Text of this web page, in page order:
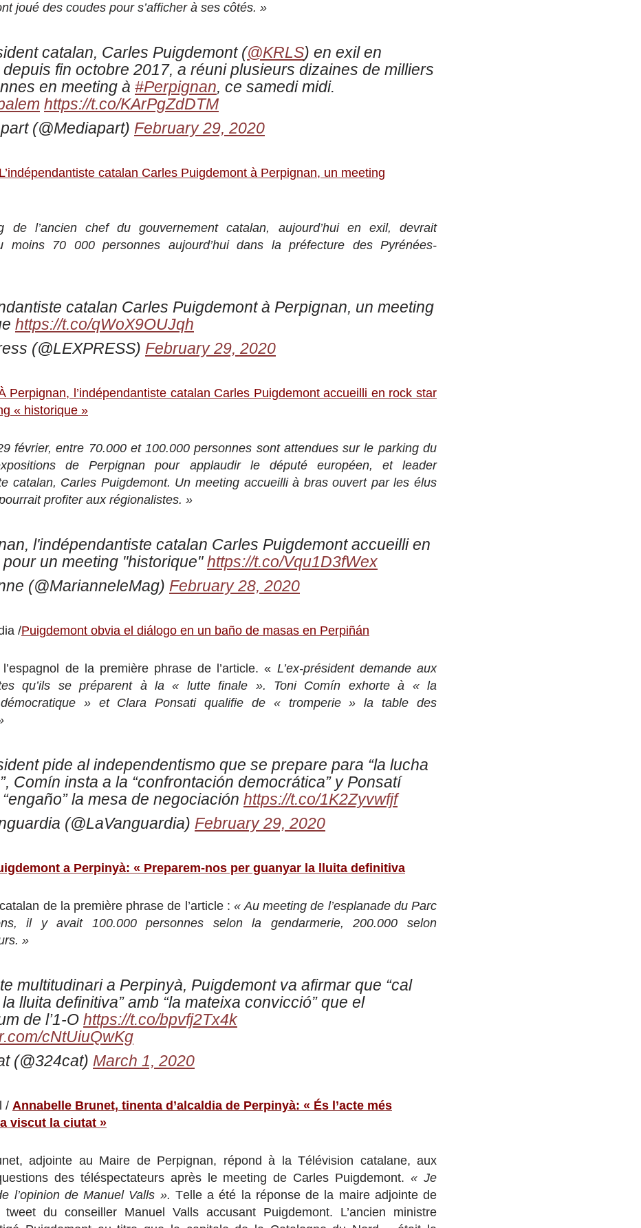
joué des coudes pour s’afficher à ses côtés. »
catalan, Carles Puigdemont (@KRLS) en exil en
fin octobre 2017, a réuni plusieurs dizaines de milliers
en meeting à #Perpignan, ce samedi midi.
https://t.co/KArPgZdDTM
(@Mediapart) February 29, 2020
L’indépendantiste catalan Carles Puigdemont à Perpignan, un meeting
de l’ancien chef du gouvernement catalan, aujourd’hui en exil, devrait
moins 70 000 personnes aujourd’hui dans la préfecture des Pyrénées-
catalan Carles Puigdemont à Perpignan, un meeting
https://t.co/qWoX9OUJqh
(@LEXPRESS) February 29, 2020
Perpignan, l’indépendantiste catalan Carles Puigdemont accueilli en rock star
« historique »
février, entre 70.000 et 100.000 personnes sont attendues sur le parking du
de Perpignan pour applaudir le député européen, et leader
catalan, Carles Puigdemont. Un meeting accueilli à bras ouvert par les élus
profiter aux régionalistes. »
l'indépendantiste catalan Carles Puigdemont accueilli en
un meeting "historique" https://t.co/Vqu1D3fWex
(@MarianneleMag) February 28, 2020
/Puigdemont obvia el diálogo en un baño de masas en Perpiñán
de la première phrase de l’article. « L’ex-président demande aux
qu’ils se préparent à la « lutte finale ». Toni Comín exhorte à « la
démocratique » et Clara Ponsati qualifie de « tromperie » la table des
pide al independentismo que se prepare para “la lucha
Comín insta a la “confrontación democrática” y Ponsatí
la mesa de negociación https://t.co/1K2Zyvwfjf
(@LaVanguardia) February 29, 2020
a Perpinyà: « Preparem-nos per guanyar la lluita definitiva
de la première phrase de l’article : « Au meeting de l’esplanade du Parc
il y avait 100.000 personnes selon la gendarmerie, 200.000 selon
»
multitudinari a Perpinyà, Puigdemont va afirmar que “cal
lluita definitiva” amb “la mateixa convicció” que el
de l’1-O https://t.co/bpvfj2Tx4k
cNtUiuQwKg
(@324cat) March 1, 2020
/ Annabelle Brunet, tinenta d’alcaldia de Perpinyà: « És l’acte més
viscut la ciutat »
adjointe au Maire de Perpignan, répond à la Télévision catalane, aux
des téléspectateurs après le meeting de Carles Puigdemont.« Je
l’opinion de Manuel Valls ». Telle a été la réponse de la maire adjointe de
tweet du conseiller Manuel Valls accusant Puigdemont. L’ancien ministre